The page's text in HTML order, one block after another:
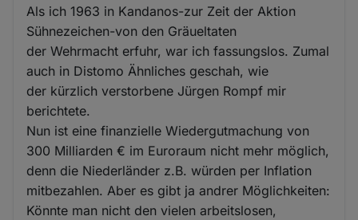
Als ich 1963 in Kandanos-zur Zeit der Aktion
Sühnezeichen-von den Gräueltaten
der Wehrmacht erfuhr, war ich fassungslos. Zumal
auch in Distomo Ähnliches geschah, wie
der kürzlich verstorbene Jürgen Rompf mir
berichtete.
Nun ist eine finanzielle Wiedergutmachung von
300 Milliarden € im Euroraum nicht mehr möglich,
denn die Niederländer z.B. würden per Inflation
mitbezahlen. Aber es gibt ja andrer Möglichkeiten:
Könnte man nicht den vielen arbeitslosen,